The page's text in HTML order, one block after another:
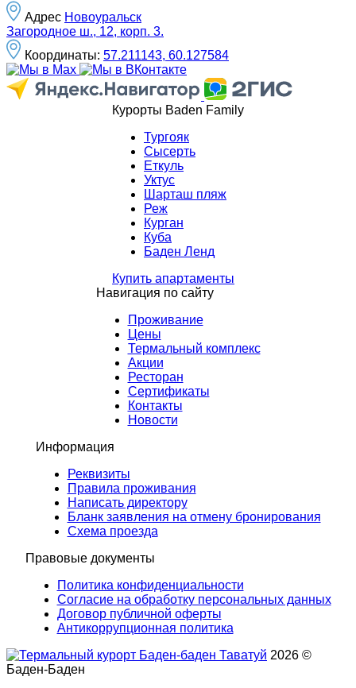
Адрес Новоуральск
Загородное ш., 12, корп. 3.
Координаты: 57.211143, 60.127584
Курорты Baden Family
Тургояк
Сысерть
Еткуль
Уктус
Шарташ пляж
Реж
Курган
Куба
Баден Ленд
Купить апартаменты
Навигация по сайту
Проживание
Цены
Термальный комплекс
Акции
Ресторан
Сертификаты
Контакты
Новости
Информация
Реквизиты
Правила проживания
Написать директору
Бланк заявления на отмену бронирования
Схема проезда
Правовые документы
Политика конфиденциальности
Согласие на обработку персональных данных
Договор публичной оферты
Антикоррупционная политика
2026 ©
Баден-Баден